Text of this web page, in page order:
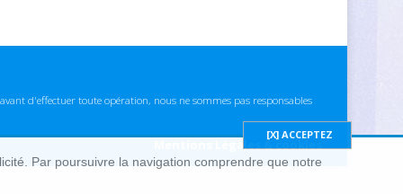
d'effectuer toute opération, nous ne sommes pas responsables
Mentions Légales & cookies
Par poursuivre la navigation comprendre que notre